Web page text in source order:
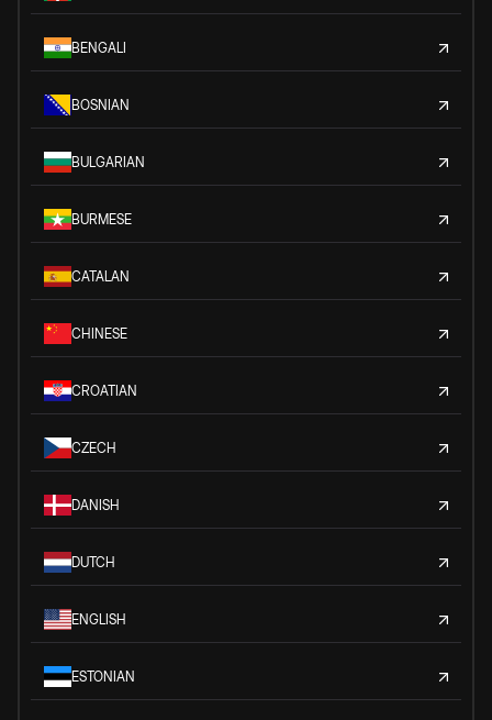
BENGALI
BOSNIAN
BULGARIAN
BURMESE
CATALAN
CHINESE
CROATIAN
CZECH
DANISH
DUTCH
ENGLISH
ESTONIAN